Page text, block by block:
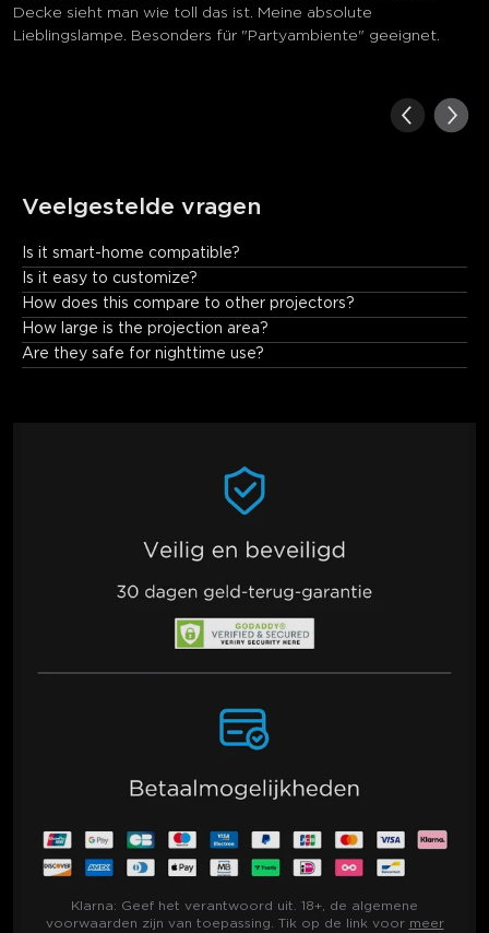
Decke sieht man wie toll das ist. Meine absolute
Lieblingslampe. Besonders für "Partyambiente" geeignet.
Veelgestelde vragen
Is it smart-home compatible?
Fully! Works with Alexa/Google Home/Matter for voice control.
Is it easy to customize?
How does this compare to other projectors?
How large is the projection area?
Are they safe for nighttime use?
Klarna: Geef het verantwoord uit. 18+, de algemene
voorwaarden zijn van toepassing. Tik op de link voor meer